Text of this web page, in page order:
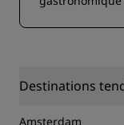
Destinations
Amsterdam